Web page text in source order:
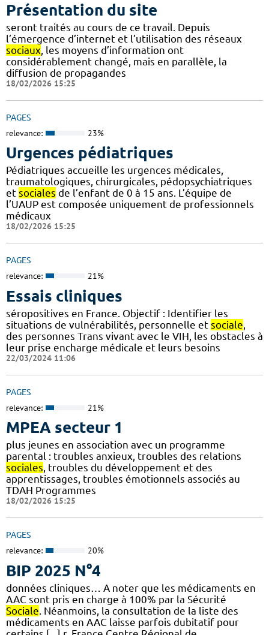
Présentation du site
seront traités au cours de ce travail. Depuis
l’émergence d’internet et l’utilisation des réseaux
sociaux, les moyens d’information ont
considérablement changé, mais en parallèle, la
diffusion de propagandes
18/02/2026 15:25
PAGES
relevance: 23%
Urgences pédiatriques
Pédiatriques accueille les urgences médicales,
traumatologiques, chirurgicales, pédopsychiatriques
et sociales de l’enfant de 0 à 15 ans. L’équipe de
l’UAUP est composée uniquement de professionnels
médicaux
18/02/2026 15:25
PAGES
relevance: 21%
Essais cliniques
séropositives en France. Objectif : Identifier les
situations de vulnérabilités, personnelle et sociale,
des personnes Trans vivant avec le VIH, les obstacles à
leur prise encharge médicale et leurs besoins
22/03/2024 11:06
PAGES
relevance: 21%
MPEA secteur 1
plus jeunes en association avec un programme
parental : troubles anxieux, troubles des relations
sociales, troubles du développement et des
apprentissages, troubles émotionnels associés au
TDAH Programmes
18/02/2026 15:25
PAGES
relevance: 20%
BIP 2025 N°4
données cliniques… A noter que les médicaments en
AAC sont pris en charge à 100% par la Sécurité
Sociale. Néanmoins, la consultation de la liste des
médicaments en AAC laisse parfois dubitatif pour